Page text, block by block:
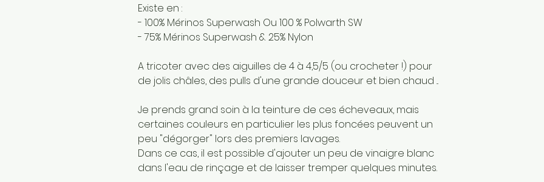
Existe en :
- 100% Mérinos Superwash Ou 100 % Polwarth SW
- 75% Mérinos Superwash & 25% Nylon
A tricoter avec des aiguilles de 4 à 4,5/5 (ou crocheter !) pour
de jolis châles, des pulls d'une grande douceur et bien chaud ...
Je prends grand soin à la teinture de ces écheveaux, mais
certaines couleurs en particulier les plus foncées peuvent un
peu "dégorger" lors des premiers lavages.
Dans ce cas, il est possible d'ajouter un peu de vinaigre blanc
dans l'eau de rinçage et de laisser tremper quelques minutes.